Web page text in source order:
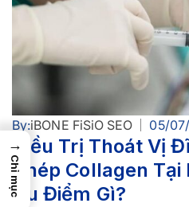
By:iBONE FiSiO SEO 05/
Điều Trị Thoát Vị
Ghép Collagen Tại
Ưu Điểm Gì?
→
Chỉ mục